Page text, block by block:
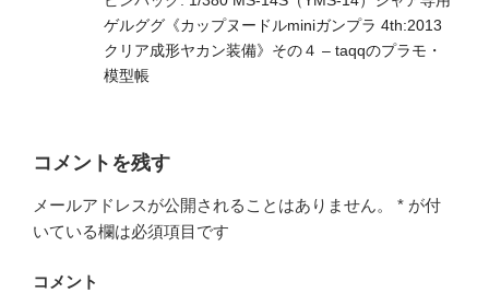
ゲルググ《カップヌードルminiガンプラ 4th:2013
クリア成形ヤカン装備》その４ – taqqのプラモ・
模型帳
コメントを残す
メールアドレスが公開されることはありません。 * が付
いている欄は必須項目です
コメント